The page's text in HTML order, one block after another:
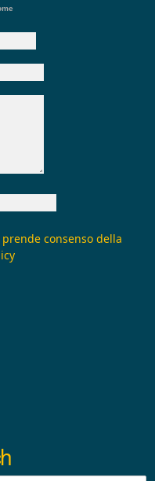
consenso della